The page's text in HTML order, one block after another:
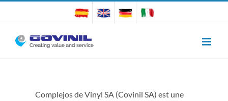
Complejos de Vinyl SA (Covinil SA) est une